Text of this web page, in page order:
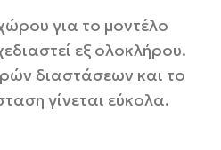
για το μοντέλο
εξ ολοκλήρου.
διαστάσεων και το
γίνεται εύκολα.